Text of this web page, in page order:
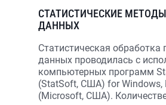
СТАТИСТИЧЕСКИЕ
ДАННЫХ
Статистическая обработка
данных проводилась с
компьютерных программ
(StatSoft, США) for Windows,
(Microsoft, США).